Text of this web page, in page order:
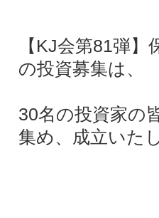
【KJ会第81弾
の投資募集は、
30名の投資家の
集め、成立いた